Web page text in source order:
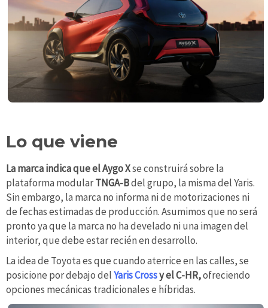
Lo que viene
La marca indica que el Aygo Xse construirá sobre la
plataforma modularTNGA-Bdel grupo, la misma del Yaris.
Sin embargo, la marca no informa ni de motorizaciones ni
de fechas estimadas de producción. Asumimos que no será
pronto ya que la marca no ha develado ni una imagen del
interior, que debe estar recién en desarrollo.
La idea de Toyota es que cuando aterrice en las calles, se
posicione por debajo delYaris Crossy el C-HR,ofreciendo
opciones mecánicas tradicionales e híbridas.